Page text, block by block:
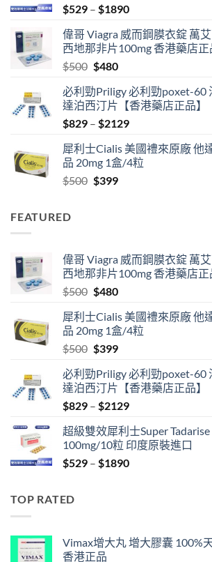
$529 – $1890Price
$529
through
偉哥 Viagra 威而鋼膜衣錠 萬
西地那非片100mg 香港藥店正
$500 Original
was:
$500.
$480Current
is:
$480.
必利勁Priligy 必利勁poxet-60
達泊西汀片【香港藥店正品】
$829 – $2129Price
$829
through
犀利士Cialis 美國禮來原廠 他
品 20mg 1盒/4粒
$500 Original
$399Current
FEATURED
偉哥 Viagra 威而鋼膜衣錠 萬
西地那非片100mg 香港藥店正
$500 Original
was:
$500.
$480Current
is:
$480.
犀利士Cialis 美國禮來原廠 他
品 20mg 1盒/4粒
$500 Original
was:
$500.
$399Current
is:
$399.
必利勁Priligy 必利勁poxet-60
達泊西汀片【香港藥店正品】
$829 – $2129Price
$829
through
$2129
超級雙效犀利士Super
100mg/10粒 印度原裝進口
$529 – $1890Price
TOP RATED
Vimax增大丸 增大膠囊 100%
香港正品